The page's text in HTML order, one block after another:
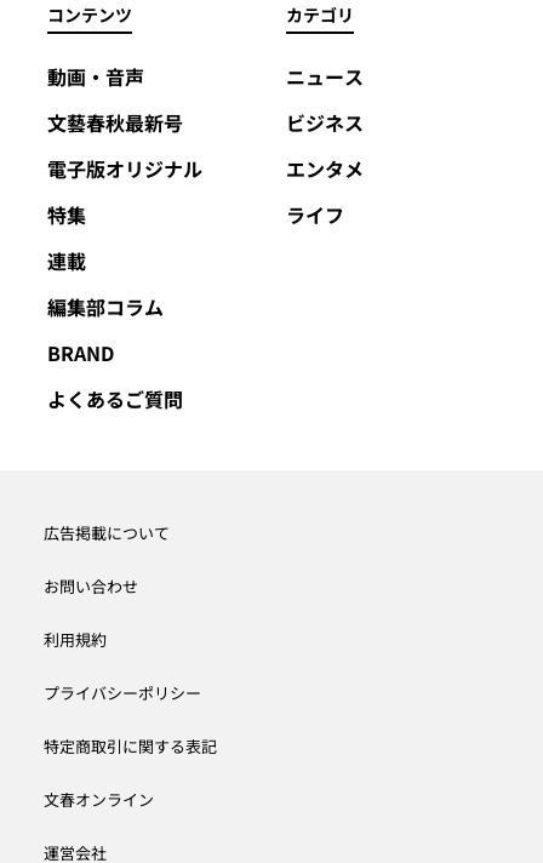
コンテンツ
動画・音声
文藝春秋最新号
電子版オリジナル
特集
連載
編集部コラム
BRAND
よくあるご質問
カテゴリ
ニュース
ビジネス
エンタメ
ライフ
広告掲載について
お問い合わせ
利用規約
プライバシーポリシー
特定商取引に関する表記
文春オンライン
運営会社